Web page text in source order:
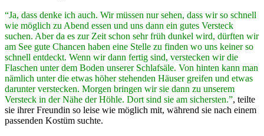
“Ja, dass denke ich auch. Wir müssen nur sehen, dass wir so schnell
wie möglich zu Abend essen und uns dann ein gutes Versteck
suchen. Aber da es zur Zeit schon sehr früh dunkel wird, dürften wir
am See gute Chancen haben eine Stelle zu finden wo uns keiner so
schnell entdeckt. Wenn wir dann fertig sind, verstecken wir die
Flaschen unter dem Boden unserer Schlafsäle. Von hinten kann man
nämlich unter die etwas höher stehenden Häuser greifen und etwas
darunter verstecken. Morgen bringen wir sie dann zu unserem
Versteck in der Nähe der Höhle. Dort sind sie am sichersten.”, teilte
sie ihrer Freundin so leise wie möglich mit, während sie nach einem
passenden Kostüm suchte.